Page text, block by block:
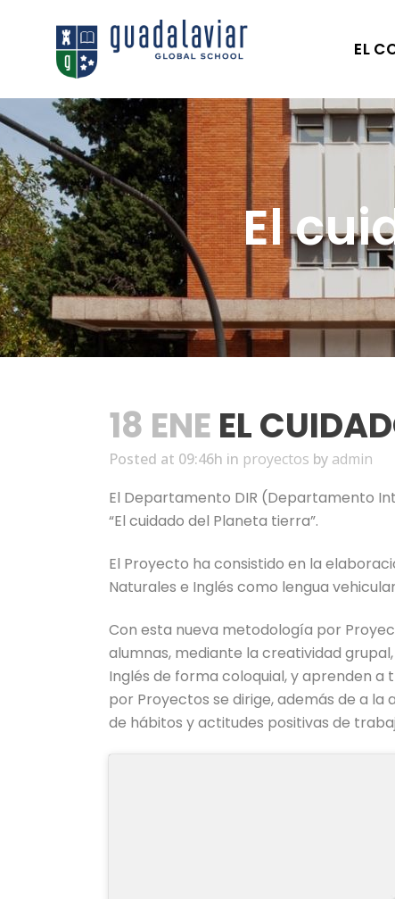
EL
El
18 ENE EL
Posted at 09:46h in proyectos by admin
El Departamento DIR (Departamento
“El cuidado del Planeta tierra”.
El Proyecto ha consistido en la
Naturales e Inglés como lengua
Con esta nueva metodología por
alumnas, mediante la creatividad
Inglés de forma coloquial, y aprenden
por Proyectos se dirige, además de a
de hábitos y actitudes positivas de